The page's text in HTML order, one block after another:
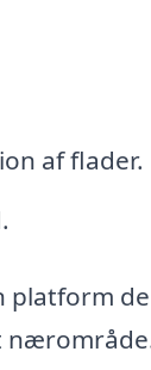
af flader.
platform